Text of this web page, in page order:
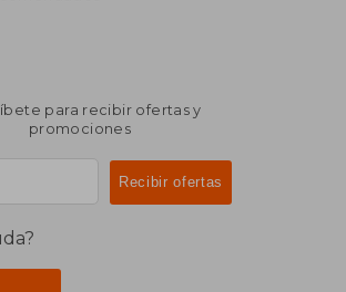
para recibir ofertas y
promociones